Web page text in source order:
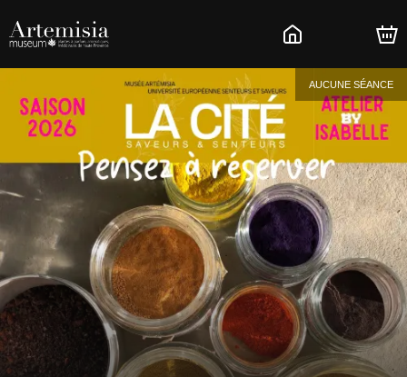
AUCUNE SÉANCE